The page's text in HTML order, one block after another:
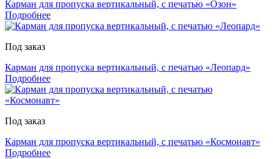
Карман для пропуска вертикальный, с печатью «Озон»
Подробнее
Под заказ
Карман для пропуска вертикальный, с печатью «Леопард»
Подробнее
Под заказ
Карман для пропуска вертикальный, с печатью «Космонавт»
Подробнее